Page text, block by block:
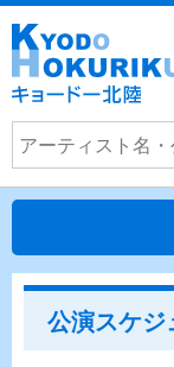
公演スケジ